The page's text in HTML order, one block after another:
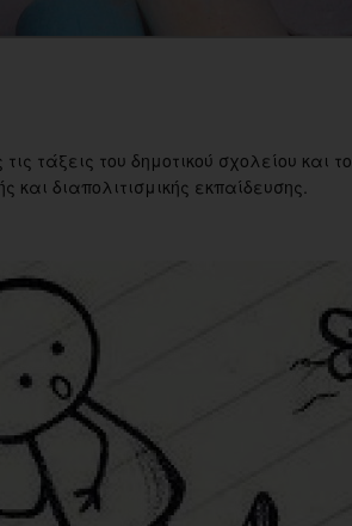
τάξεις του δημοτικού σχολείου και το
και διαπολιτισμικής εκπαίδευσης.